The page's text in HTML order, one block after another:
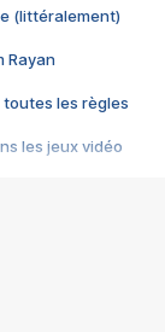
(littéralement)
Rayan
toutes les règles
les jeux vidéo